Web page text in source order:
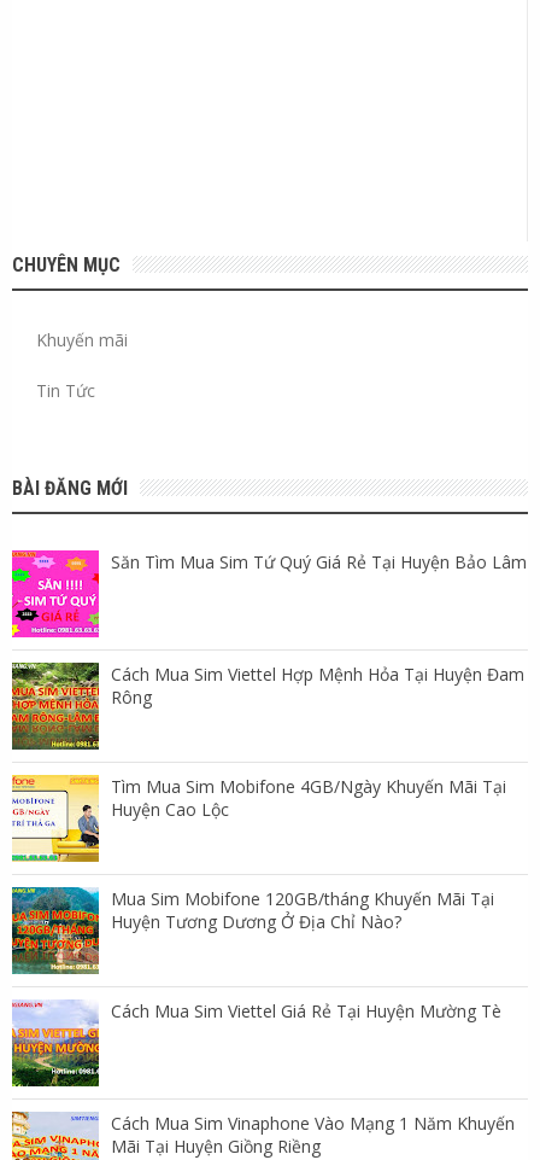
CHUYÊN MỤC
Khuyến mãi
Tin Tức
BÀI ĐĂNG MỚI
Săn Tìm Mua Sim Tứ Quý Giá Rẻ Tại Huyện Bảo Lâm
Cách Mua Sim Viettel Hợp Mệnh Hỏa Tại Huyện Đam
Rông
Tìm Mua Sim Mobifone 4GB/Ngày Khuyến Mãi Tại
Huyện Cao Lộc
Mua Sim Mobifone 120GB/tháng Khuyến Mãi Tại
Huyện Tương Dương Ở Địa Chỉ Nào?
Cách Mua Sim Viettel Giá Rẻ Tại Huyện Mường Tè
Cách Mua Sim Vinaphone Vào Mạng 1 Năm Khuyến
Mãi Tại Huyện Giồng Riềng